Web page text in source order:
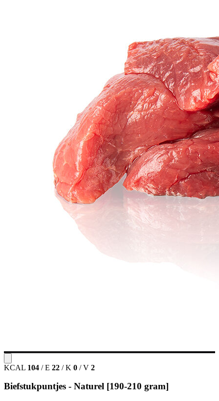
KCAL 104 / E 22 / K 0 / V 2
Biefstukpuntjes - Naturel [190-210 gram]